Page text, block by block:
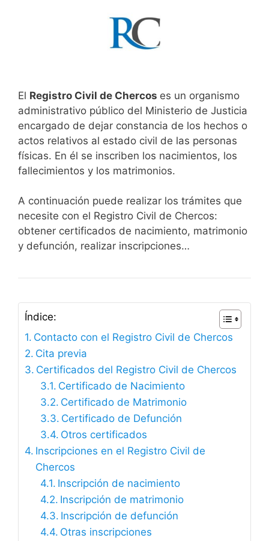
El Registro Civil de Chercos es un organismo
administrativo público del Ministerio de Justicia
encargado de dejar constancia de los hechos o
actos relativos al estado civil de las personas
físicas. En él se inscriben los nacimientos, los
fallecimientos y los matrimonios.
A continuación puede realizar los trámites que
necesite con el Registro Civil de Chercos:
obtener certificados de nacimiento, matrimonio
y defunción, realizar inscripciones…
Índice:
Contacto con el Registro Civil de Chercos
Cita previa
Certificados del Registro Civil de Chercos
Certificado de Nacimiento
Certificado de Matrimonio
Certificado de Defunción
Otros certificados
Inscripciones en el Registro Civil de
Chercos
Inscripción de nacimiento
Inscripción de matrimonio
Inscripción de defunción
Otras inscripciones